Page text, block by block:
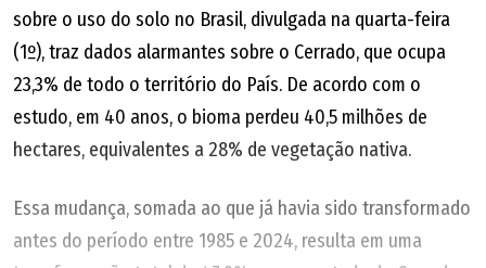
sobre o uso do solo no Brasil, divulgada na quarta-feira
(1º), traz dados alarmantes sobre o Cerrado, que ocupa
23,3% de todo o território do País. De acordo com o
estudo, em 40 anos, o bioma perdeu 40,5 milhões de
hectares, equivalentes a 28% de vegetação nativa.
Essa mudança, somada ao que já havia sido transformado
antes do período entre 1985 e 2024, resulta em uma